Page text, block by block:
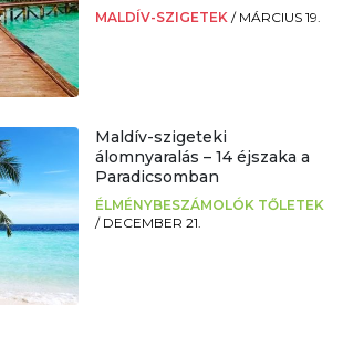
MALDÍV-SZIGETEK / MÁRCIUS 19.
Maldív-szigeteki
álomnyaralás – 14 éjszaka a
Paradicsomban
ÉLMÉNYBESZÁMOLÓK TŐLETEK
/ DECEMBER 21.